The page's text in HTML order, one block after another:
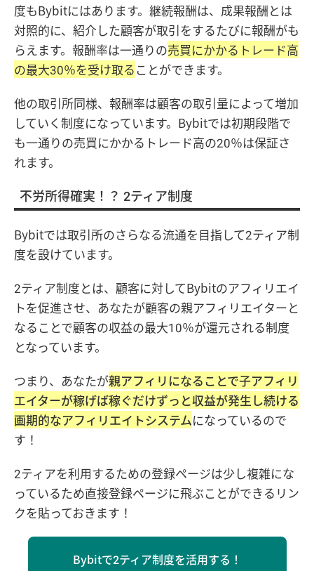
度もBybitにはあります。継続報酬は、成果報酬とは
対照的に、紹介した顧客が取引をするたびに報酬がも
らえます。報酬率は一通りの売買にかかるトレード高
の最大30％を受け取る ことができます。
他の取引所同様、報酬率は顧客の取引量によって増加
していく制度になっています。Bybitでは初期段階で
も一通りの売買にかかるトレード高の20％は保証さ
れます。
不労所得確実！？ 2ティア制度
Bybitでは取引所のさらなる流通を目指して2ティア制
度を設けています。
2ティア制度とは、顧客に対してBybitのアフィリエイ
トを促進させ、あなたが顧客の親アフィリエイターと
なることで顧客の収益の最大10％が還元される制度
となっています。
つまり、あなたが親アフィリになることで子アフィリ
エイターが稼げば稼ぐだけずっと収益が発生し続ける
画期的なアフィリエイトシステムになっているので
す！
2ティアを利用するための登録ページは少し複雑にな
っているため直接登録ページに飛ぶことができるリン
クを貼っておきます！
Bybitで2ティア制度を活用する！